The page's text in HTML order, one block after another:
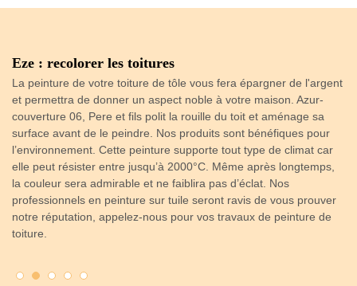
Eze : recolorer les toitures
La peinture de votre toiture de tôle vous fera épargner de l'argent
et permettra de donner un aspect noble à votre maison. Azur-
couverture 06, Pere et fils polit la rouille du toit et aménage sa
surface avant de le peindre. Nos produits sont bénéfiques pour
l’environnement. Cette peinture supporte tout type de climat car
elle peut résister entre jusqu’à 2000°C. Même après longtemps,
la couleur sera admirable et ne faiblira pas d’éclat. Nos
professionnels en peinture sur tuile seront ravis de vous prouver
notre réputation, appelez-nous pour vos travaux de peinture de
toiture.